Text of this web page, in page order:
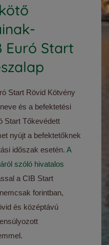
Euró Start
Start Rövid Kötvény
és a befektetési
Start Tőkevédett
nyújt a befektetőknek
időszak esetén.A
szóló hivatalos
a CIB Start
forintban,
és középtávú